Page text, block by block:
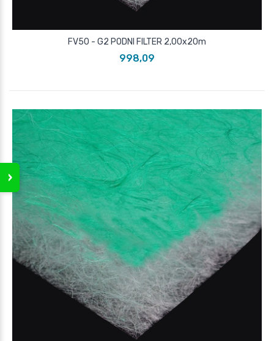
›
FV50 - G2 PODNI FILTER 2,00x20m
998,09